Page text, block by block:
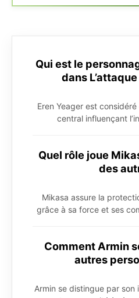
Qui est le
dans
Eren Yeager est
central influençant
Quel rôle joue
des
Mikasa assure la
grâce à sa force et ses
Comment Armin
autres
Armin se distingue par